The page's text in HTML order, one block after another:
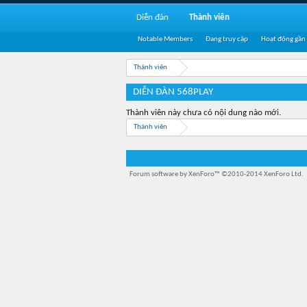
Thành viên
DIỄN ĐÀN 568PLAY
Thành viên này chưa có nội dung nào mới.
Thành viên
Diễn đàn Thành viên
Notable Members Đang truy cập Hoạt động gần
Forum software by XenForo™ ©2010-2014 XenForo Ltd.